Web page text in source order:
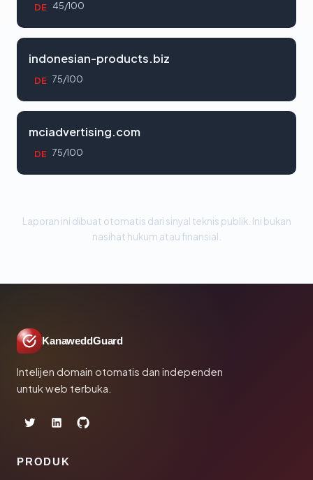
DE 45/100
indonesian-products.biz
DE 75/100
mciadvertising.com
DE 75/100
Laporan ini dibuat otomatis dari sinyal teknis publik. Ini bukan
nasihat hukum atau finansial.
KanaweddGuard
Intelijen domain otomatis dan independen
untuk web terbuka.
PRODUK